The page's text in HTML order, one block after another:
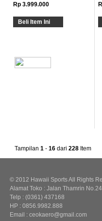
Rp 3.999.000
Beli Item Ini
Tampilan 1 - 16 dari 228 Item
© 2012 Hawaii Sports All Rights
Alamat Toko : Jalan Thamrin
Telp : (0361) 437168
HP : 0856.9982.888
Email : ceokaero@gmail.com